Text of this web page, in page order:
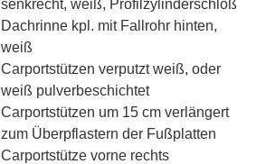
senkrecht, weiß, Profilzylinderschloß
Dachrinne kpl. mit Fallrohr hinten,
weiß
Carportstützen verputzt weiß, oder
weiß pulverbeschichtet
Carportstützen um 15 cm verlängert
zum Überpflastern der Fußplatten
Carportstütze vorne rechts